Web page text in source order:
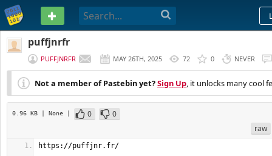
PASTEBIN
puffjnrfr
PUFFJNRFR MAY 26TH, 2025 72 0 NEVER
Not a member of Pastebin yet?Sign Up, it unlocks many cool
0.96 KB | None | 0
0
raw